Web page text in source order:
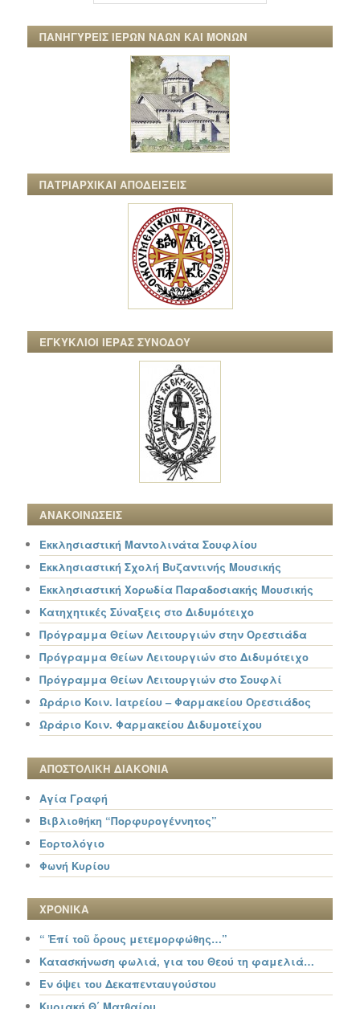
ΠΑΝΗΓΥΡΕΙΣ ΙΕΡΩΝ ΝΑΩΝ ΚΑΙ ΜΟΝΩΝ
ΠΑΤΡΙΑΡΧΙΚΑΙ ΑΠΟΔΕΙΞΕΙΣ
ΕΓΚΥΚΛΙΟΙ ΙΕΡΑΣ ΣΥΝΟΔΟΥ
ΑΝΑΚΟΙΝΩΣΕΙΣ
Εκκλησιαστική Μαντολινάτα Σουφλίου
Εκκλησιαστική Σχολή Βυζαντινής Μουσικής
Εκκλησιαστική Χορωδία Παραδοσιακής Μουσικής
Κατηχητικές Σύναξεις στο Διδυμότειχο
Πρόγραμμα Θείων Λειτουργιών στην Ορεστιάδα
Πρόγραμμα Θείων Λειτουργιών στο Διδυμότειχο
Πρόγραμμα Θείων Λειτουργιών στο Σουφλί
Ωράριο Κοιν. Ιατρείου – Φαρμακείου Ορεστιάδος
Ωράριο Κοιν. Φαρμακείου Διδυμοτείχου
ΑΠΟΣΤΟΛΙΚΗ ΔΙΑΚΟΝΙΑ
Αγία Γραφή
Βιβλιοθήκη “Πορφυρογέννητος”
Εορτολόγιο
Φωνή Κυρίου
ΧΡΟΝΙΚΑ
“ Ἐπί τοῦ ὄρους μετεμορφώθης…”
Κατασκήνωση φωλιά, για του Θεού τη φαμελιά…
Εν όψει του Δεκαπενταυγούστου